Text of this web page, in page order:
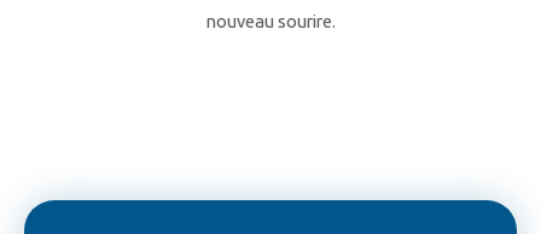
nouveau sourire.